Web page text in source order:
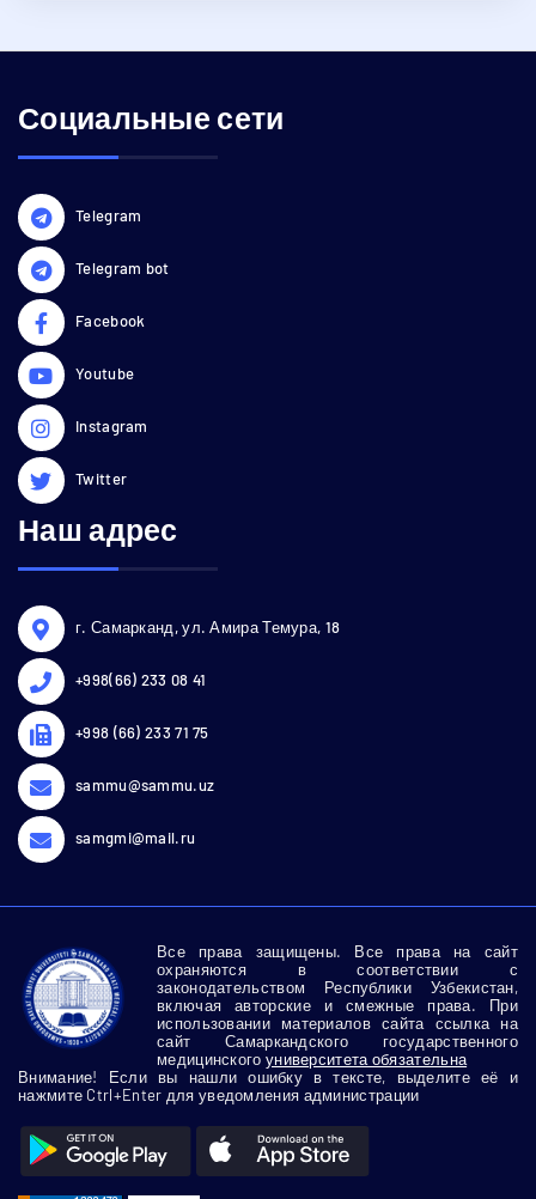
Социальные сети
Telegram
Telegram bot
Facebook
Youtube
Instagram
Twitter
Наш адрес
г. Самарканд, ул. Амира Темура, 18
+998(66) 233 08 41
+998 (66) 233 71 75
sammu@sammu.uz
samgmi@mail.ru
Все права защищены. Все права на сайт
охраняются в соответствии с
законодательством Республики Узбекистан,
включая авторские и смежные права. При
использовании материалов сайта ссылка на
сайт Самаркандского государственного
медицинского университета обязательна
Внимание! Если вы нашли ошибку в тексте, выделите её и
нажмите Ctrl+Enter для уведомления администрации